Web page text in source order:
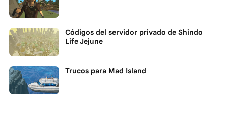
Códigos del servidor privado de Shindo
Life Jejune
Trucos para Mad Island